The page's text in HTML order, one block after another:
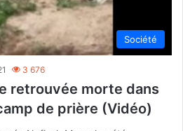
Société
3 676
retrouvée morte dans
de prière (Vidéo)